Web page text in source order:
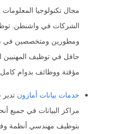
مجال تكنولوجيا
الشركات في واشنطن.
ومطورين ومتخصصين في
حافل في توظيف المهنيين
مؤقتة ووظائف بدوام
خدمات بيانات أمازون
مراكز البيانات في جميع
بتوظيف مهندسي أنظمة